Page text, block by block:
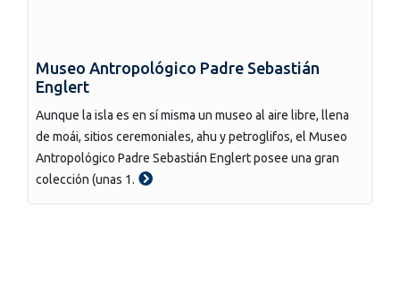
Museo Antropológico Padre Sebastián
Englert
Aunque la isla es en sí misma un museo al aire libre, llena
de moái, sitios ceremoniales, ahu y petroglifos, el Museo
Antropológico Padre Sebastián Englert posee una gran
colección (unas 1.